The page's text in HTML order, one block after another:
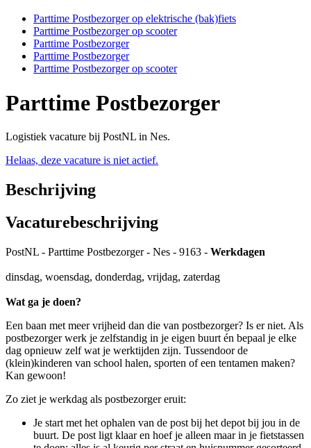
Parttime Postbezorger op elektrische (bak)fiets
Parttime Postbezorger op scooter
Parttime Postbezorger
Parttime Postbezorger
Parttime Postbezorger op scooter
Parttime Postbezorger
Logistiek vacature bij PostNL in Nes.
Helaas, deze vacature is niet actief.
Beschrijving
Vacaturebeschrijving
PostNL - Parttime Postbezorger - Nes - 9163 - Werkdagen
dinsdag, woensdag, donderdag, vrijdag, zaterdag
Wat ga je doen?
Een baan met meer vrijheid dan die van postbezorger? Is er niet. Als
postbezorger werk je zelfstandig in je eigen buurt én bepaal je elke
dag opnieuw zelf wat je werktijden zijn. Tussendoor de
(klein)kinderen van school halen, sporten of een tentamen maken?
Kan gewoon!
Zo ziet je werkdag als postbezorger eruit:
Je start met het ophalen van de post bij het depot bij jou in de
buurt. De post ligt klaar en hoef je alleen maar in je fietstassen